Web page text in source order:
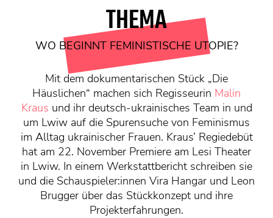
KONTAKT
Mediadaten
Über uns
junge bühne-Beirat
Wir suchen…
THEMA
WO BEGINNT FEMINISTISCHE UTOPIE?
Mit dem dokumentarischen Stück „Die
Häuslichen“ machen sich Regisseurin Malin
Kraus und ihr deutsch-ukrainisches Team in und
um Lwiw auf die Spurensuche von Feminismus
im Alltag ukrainischer Frauen. Kraus’ Regiedebüt
hat am 22. November Premiere am Lesi Theater
in Lwiw. In einem Werkstattbericht schreiben sie
und die Schauspieler:innen Vira Hangar und Leon
Brugger über das Stückkonzept und ihre
Projekterfahrungen.